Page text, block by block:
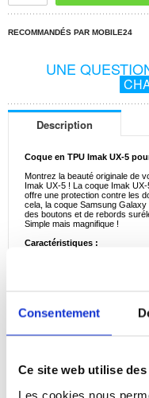
Consentement
Ce site web utilise
Les cookies nous
RECOMMANDÉS PAR MOBILE24
UNE
Description
Coque en TPU Imak UX-5
Montrez la beauté originale de
Imak UX-5 ! La coque Imak
offre une protection contre les
cela, la coque Samsung
des boutons et de rebords
Simple mais magnifique !
Caractéristiques :
- Protège les coins, les bords
encombrement
- Le design hautement
- Fournit une protection contre
Samsung Galaxy S24 FE
Emballage:Bulk
EAN: 5714122471635